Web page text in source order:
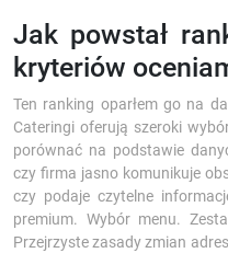
Jak powstał
kryteriów
Ten ranking oparłem go na
Cateringi oferują szeroki
porównać na podstawie
czy firma jasno komunikuje
czy podaje czytelne
premium. Wybór menu.
Przejrzyste zasady zmian